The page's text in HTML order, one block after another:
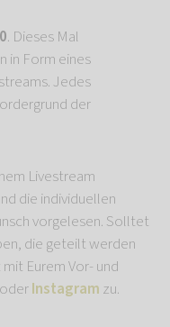
. Dieses Mal
in Form eines
Jedes
der
Livestream
die individuellen
vorgelesen. Solltet
die geteilt werden
Eurem Vor- und
oderInstagram zu.